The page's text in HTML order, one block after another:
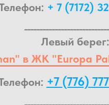
+ 7 (7172)
Левый берег:
в ЖК "Europa
+7 (776)